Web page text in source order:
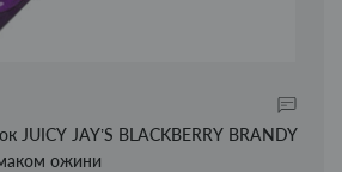
JUICY JAY’S BLACKBERRY BRANDY
ожини